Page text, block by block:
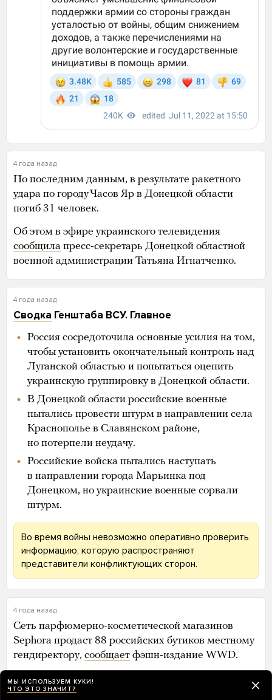
4 года назад
По последним данным, в результате ракетного
удара по городу Часов Яр в Донецкой области
погиб 31 человек.
Об этом в эфире украинского телевидения
сообщила пресс-секретарь Донецкой областной
военной администрации Татьяна Игнатченко.
4 года назад
Сводка Генштаба ВСУ. Главное
Россия сосредоточила основные усилия на том,
чтобы установить окончательный контроль над
Луганской областью и попытаться оцепить
украинскую группировку в Донецкой области.
В Донецкой области российские военные
пытались провести штурм в направлении села
Краснополье в Славянском районе,
но потерпели неудачу.
Российские войска пытались наступать
в направлении города Марьинка под
Донецком, но украинские военные сорвали
штурм.
Во время войны невозможно оперативно проверить
информацию, которую распространяют
представители конфликтующих сторон.
4 года назад
Сеть парфюмерно-косметической магазинов
Sephora продаст 88 российских бутиков местному
гендиректору, сообщает фэшн-издание WWD.
Ретейлер Sephora, которым владеет холдинг Louis
Vuitton Moet Hennessy (LVMH), в начале марта
МЫ ИСПОЛЬЗУЕМ КУКИ!
ЧТО ЭТО ЗНАЧИТ?